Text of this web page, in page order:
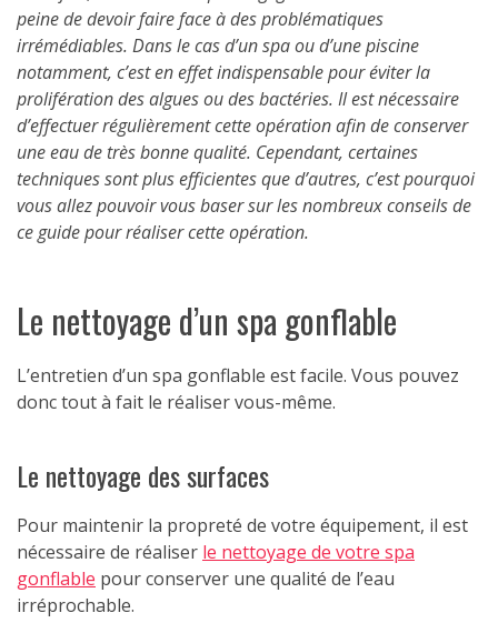
peine de devoir faire face à des problématiques
irrémédiables. Dans le cas d’un spa ou d’une piscine
notamment, c’est en effet indispensable pour éviter la
prolifération des algues ou des bactéries. Il est nécessaire
d’effectuer régulièrement cette opération afin de conserver
une eau de très bonne qualité. Cependant, certaines
techniques sont plus efficientes que d’autres, c’est pourquoi
vous allez pouvoir vous baser sur les nombreux conseils de
ce guide pour réaliser cette opération.
Le nettoyage d’un spa gonflable
L’entretien d’un spa gonflable est facile. Vous pouvez
donc tout à fait le réaliser vous-même.
Le nettoyage des surfaces
Pour maintenir la propreté de votre équipement, il est
nécessaire de réaliser le nettoyage de votre spa
gonflable pour conserver une qualité de l’eau
irréprochable.